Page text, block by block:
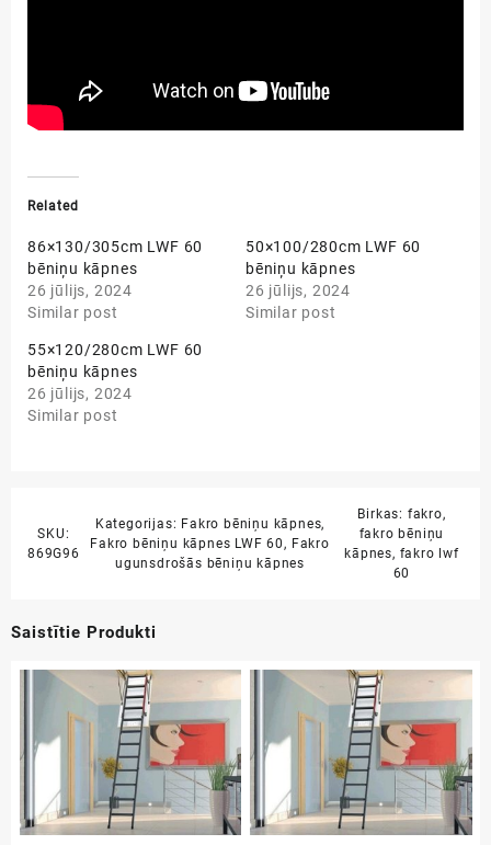
Related
86×130/305cm LWF 60
bēniņu kāpnes
26 jūlijs, 2024
Similar post
50×100/280cm LWF 60
bēniņu kāpnes
26 jūlijs, 2024
Similar post
55×120/280cm LWF 60
bēniņu kāpnes
26 jūlijs, 2024
Similar post
SKU:
869G96
Kategorijas: Fakro bēniņu kāpnes,
Fakro bēniņu kāpnes LWF 60, Fakro
ugunsdrošās bēniņu kāpnes
Birkas: fakro,
fakro bēniņu
kāpnes, fakro lwf
60
Saistītie Produkti